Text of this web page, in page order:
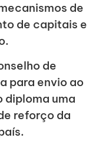
de
de capitais e
de
para envio ao
diploma uma
reforço da